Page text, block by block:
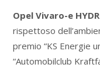
Opel Vivaro-e
rispettoso
premio “KS Energie
“Automobilclub